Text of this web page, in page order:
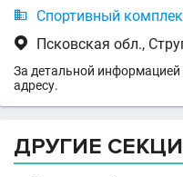
 Спортивный
 Псковская обл.,
За детальной
адресу.
ДРУГИЕ